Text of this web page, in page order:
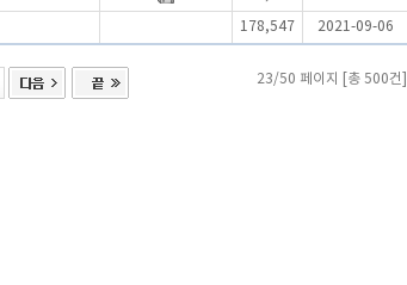
178,547 2021-09-06
23/50 페이지 [총 500건]